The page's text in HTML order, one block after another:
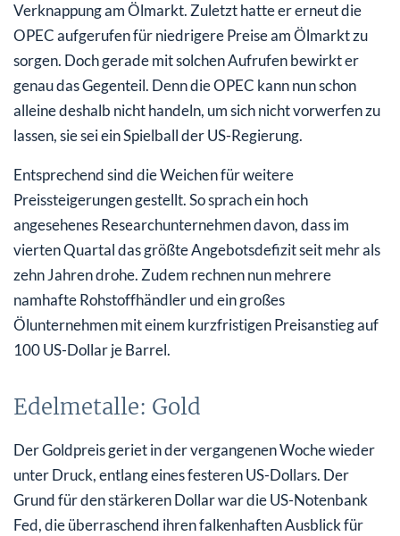
Verknappung am Ölmarkt. Zuletzt hatte er erneut die
OPEC aufgerufen für niedrigere Preise am Ölmarkt zu
sorgen. Doch gerade mit solchen Aufrufen bewirkt er
genau das Gegenteil. Denn die OPEC kann nun schon
alleine deshalb nicht handeln, um sich nicht vorwerfen zu
lassen, sie sei ein Spielball der US-Regierung.
Entsprechend sind die Weichen für weitere
Preissteigerungen gestellt. So sprach ein hoch
angesehenes Researchunternehmen davon, dass im
vierten Quartal das größte Angebotsdefizit seit mehr als
zehn Jahren drohe. Zudem rechnen nun mehrere
namhafte Rohstoffhändler und ein großes
Ölunternehmen mit einem kurzfristigen Preisanstieg auf
100 US-Dollar je Barrel.
Edelmetalle: Gold
Der Goldpreis geriet in der vergangenen Woche wieder
unter Druck, entlang eines festeren US-Dollars. Der
Grund für den stärkeren Dollar war die US-Notenbank
Fed, die überraschend ihren falkenhaften Ausblick für